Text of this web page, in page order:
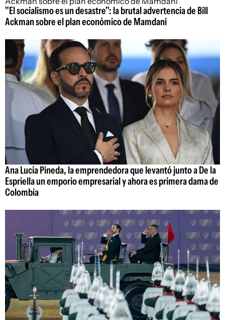
"El socialismo es un desastre": la brutal advertencia de Bill
Ackman sobre el plan económico de Mamdani
Ana Lucía Pineda, la emprendedora que levantó junto a De la
Espriella un emporio empresarial y ahora es primera dama de
Colombia